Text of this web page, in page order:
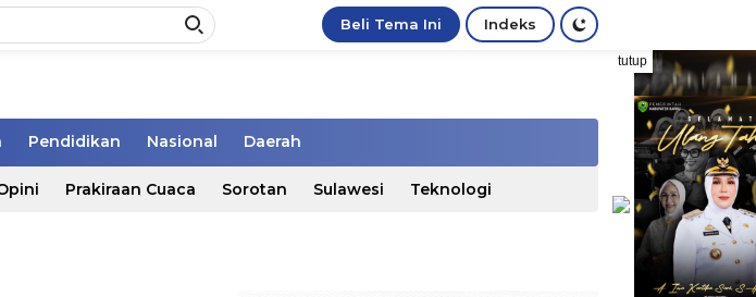
Beli Tema Ini Indeks
tutup
Pendidikan Nasional Daerah
Prakiraan Cuaca Sorotan Sulawesi Teknologi